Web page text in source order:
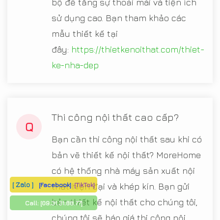
bộ để tăng sự thoải mái và tiện ích
sử dụng cao. Bạn tham khảo các
mẫu thiết kế tại
đây: https://thietkenoithat.com/thiet-
ke-nha-dep
Q
Thi công nội thất cao cấp?
Bạn cần thi công nội thất sau khi có
bản vẽ thiết kế nội thất? MoreHome
có hệ thống nhà máy sản xuất nội
thất hiện đại và khép kín. Bạn gửi
bản thiết kế nội thất cho chúng tôi,
chúng tôi sẽ báo giá thi công nội
[ Zalo ] [Facebook] [TikTok]
Call: [09.31.31.88.77]